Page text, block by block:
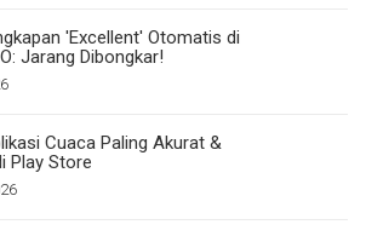
'Excellent' Otomatis di
Jarang Dibongkar!
Cuaca Paling Akurat &
Play Store